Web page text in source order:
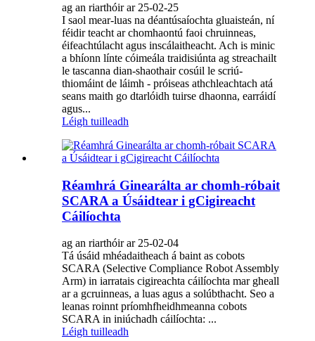
ag an riarthóir ar 25-02-25
I saol mear-luas na déantúsaíochta gluaisteán, ní
féidir teacht ar chomhaontú faoi chruinneas,
éifeachtúlacht agus inscálaitheacht. Ach is minic
a bhíonn línte cóimeála traidisiúnta ag streachailt
le tascanna dian-shaothair cosúil le scriú-
thiomáint de láimh - próiseas athchleachtach atá
seans maith go dtarlóidh tuirse dhaonna, earráidí
agus...
Léigh tuilleadh
Réamhrá Ginearálta ar chomh-róbait
SCARA a Úsáidtear i gCigireacht
Cáilíochta
ag an riarthóir ar 25-02-04
Tá úsáid mhéadaitheach á baint as cobots
SCARA (Selective Compliance Robot Assembly
Arm) in iarratais cigireachta cáilíochta mar gheall
ar a gcruinneas, a luas agus a solúbthacht. Seo a
leanas roinnt príomhfheidhmeanna cobots
SCARA in iniúchadh cáilíochta: ...
Léigh tuilleadh